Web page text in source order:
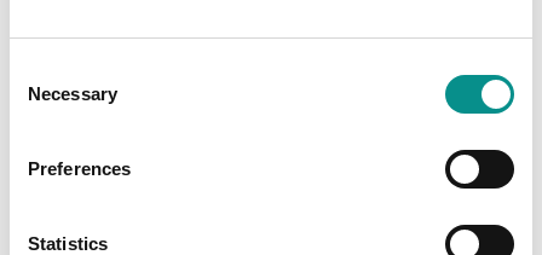
Selection
Necessary
Preferences
Statistics
beeldschermen voor ongelofelijke 4K, 5K, 6K en zelfs
volledige functionaliteit van bron naar beeld met deze